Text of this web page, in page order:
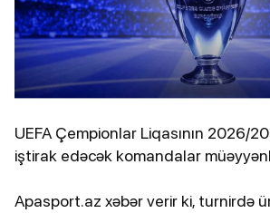
UEFA Çempionlar Liqasının 2026/
iştirak edəcək komandalar
Apasport.az xəbər verir ki, turnirdə